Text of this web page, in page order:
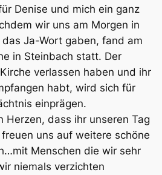
Denise und mich ein ganz
wir uns am Morgen in
Ja-Wort gaben, fand am
in Steinbach statt. Der
verlassen haben und ihr
habt, wird sich für
einprägen.
Herzen, dass ihr unseren Tag
uns auf weitere schöne
Menschen die wir sehr
niemals verzichten